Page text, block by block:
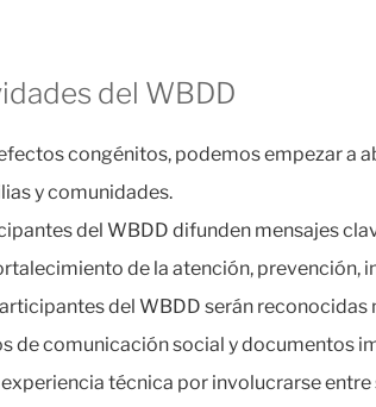
del WBDD
congénitos, podemos empezar a
y comunidades.
del WBDD difunden mensajes
de la atención, prevención,
del WBDD serán reconocidas
de comunicación social y documentos
técnica por involucrarse entre